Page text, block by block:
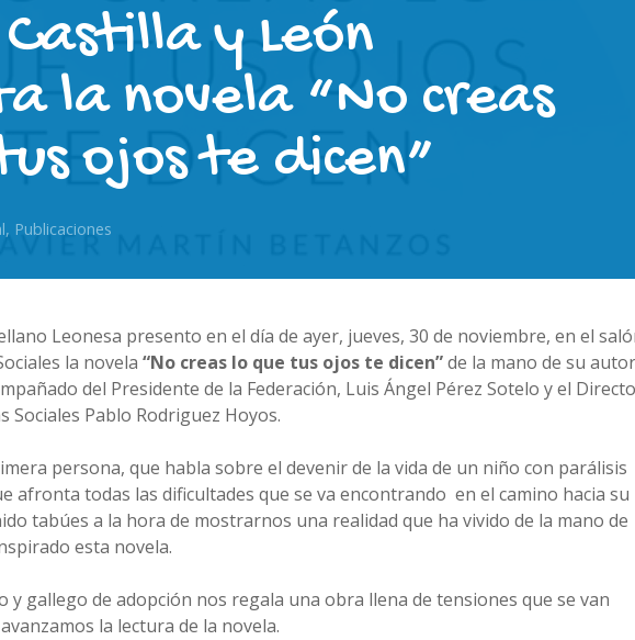
y León
la novela “No creas
ojos te dicen”
, Publicaciones
Leonesa presento en el día de ayer, jueves, 30 de noviembre, en el
la novela “No creas lo que tus ojos te dicen”de la mano de su autor
del Presidente de la Federación, Luis Ángel Pérez Sotelo y el
Sociales Pablo Rodriguez Hoyos.
persona, que habla sobre el devenir de la vida de un niño con parálisis
afronta todas las dificultades que se va encontrando en el camino hacia su
tabúes a la hora de mostrarnos una realidad que ha vivido de la mano de
esta novela.
y gallego de adopción nos regala una obra llena de tensiones que se van
la lectura de la novela.